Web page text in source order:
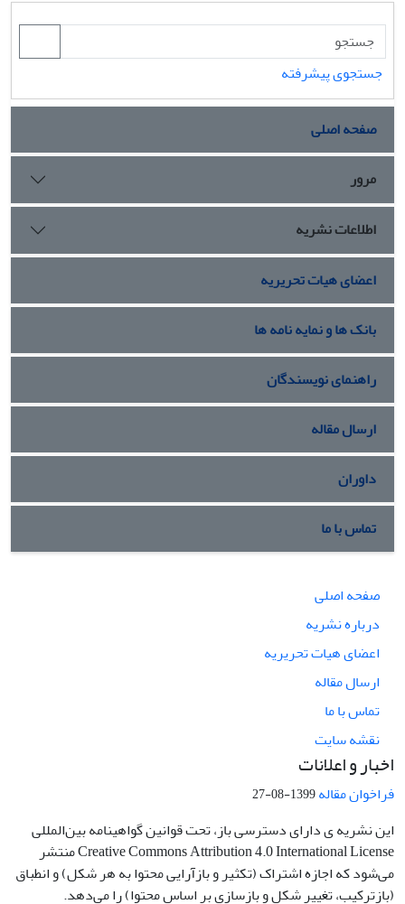
جستجوی پیشرفته
صفحه اصلی
مرور
اطلاعات نشریه
اعضای هیات تحریریه
بانک ها و نمایه نامه ها
راهنمای نویسندگان
ارسال مقاله
داوران
تماس با ما
صفحه اصلی
درباره نشریه
اعضای هیات تحریریه
ارسال مقاله
تماس با ما
نقشه سایت
اخبار و اعلانات
فراخوان مقاله1399-08-27
این نشریه ی دارای دسترسی باز، تحت قوانین گواهینامه بین‌المللی
Creative Commons Attribution 4.0 International License منتشر
می‌شود که اجازه اشتراک (تکثیر و بازآرایی محتوا به هر شکل) و انطباق
(بازترکیب، تغییر شکل و بازسازی بر اساس محتوا) را می‌دهد.